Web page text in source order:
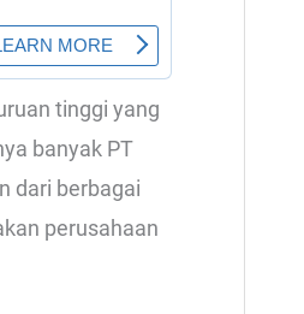
tinggi yang
banyak PT
dari berbagai
perusahaan